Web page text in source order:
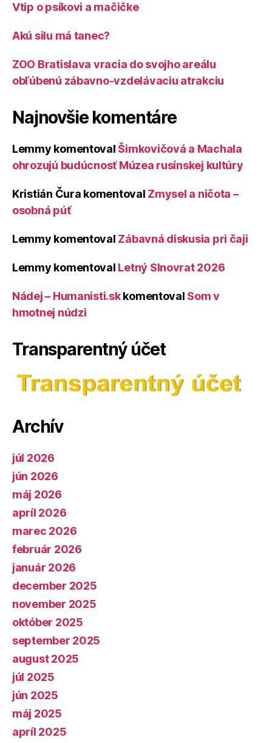
Vtip o psíkovi a mačičke
Akú silu má tanec?
ZOO Bratislava vracia do svojho areálu
obľúbenú zábavno-vzdelávaciu atrakciu
Najnovšie komentáre
Lemmy komentoval Šimkovičová a Machala
ohrozujú budúcnosť Múzea rusínskej kultúry
Kristián Čura komentoval Zmysel a ničota –
osobná púť
Lemmy komentoval Zábavná diskusia pri čaji
Lemmy komentoval Letný Slnovrat 2026
Nádej – Humanisti.skkomentoval Som v
hmotnej núdzi
Transparentný účet
Archív
júl 2026
jún 2026
máj 2026
apríl 2026
marec 2026
február 2026
január 2026
december 2025
november 2025
október 2025
september 2025
august 2025
júl 2025
jún 2025
máj 2025
apríl 2025